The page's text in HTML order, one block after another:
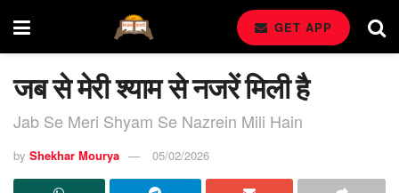
GET APP
जब से मेरी श्याम से नजरें मिली है
Jab Se Meri Shyam Se Nazrein Mili Hain
by Shekhar Mourya 05/02/2026